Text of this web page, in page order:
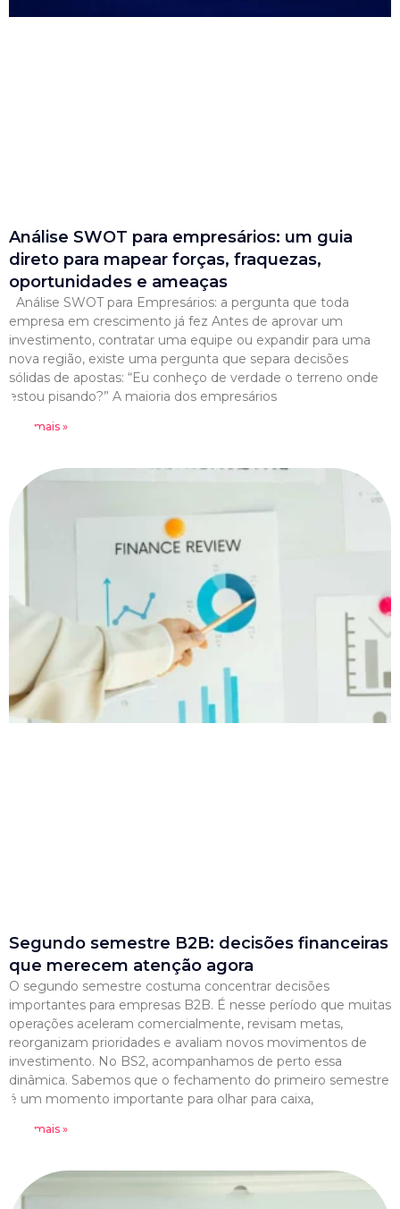
Análise SWOT para empresários: um guia
direto para mapear forças, fraquezas,
oportunidades e ameaças
Análise SWOT para Empresários: a pergunta que toda
empresa em crescimento já fez Antes de aprovar um
investimento, contratar uma equipe ou expandir para uma
nova região, existe uma pergunta que separa decisões
sólidas de apostas: “Eu conheço de verdade o terreno onde
estou pisando?” A maioria dos empresários
Leia mais »
Segundo semestre B2B: decisões financeiras
que merecem atenção agora
O segundo semestre costuma concentrar decisões
importantes para empresas B2B. É nesse período que muitas
operações aceleram comercialmente, revisam metas,
reorganizam prioridades e avaliam novos movimentos de
investimento. No BS2, acompanhamos de perto essa
dinâmica. Sabemos que o fechamento do primeiro semestre
é um momento importante para olhar para caixa,
Leia mais »